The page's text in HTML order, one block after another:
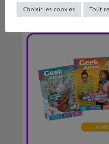
Choisir les cookies Tout